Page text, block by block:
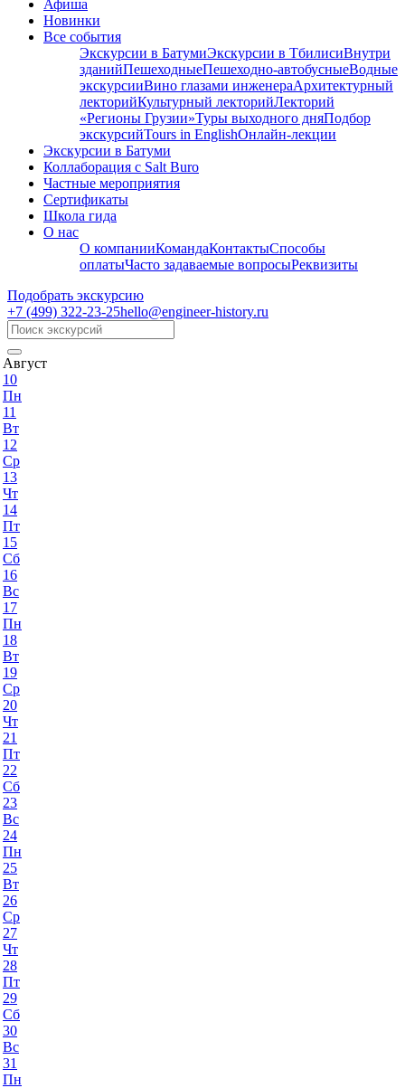
Афиша
Новинки
Все события
Экскурсии в БатумиЭкскурсии в ТбилисиВнутри
зданийПешеходныеПешеходно-автобусныеВодные
экскурсииВино глазами инженераАрхитектурный
лекторийКультурный лекторийЛекторий
«Регионы Грузии»Туры выходного дняПодбор
экскурсийTours in EnglishОнлайн-лекции
Экскурсии в Батуми
Коллаборация с Salt Buro
Частные мероприятия
Сертификаты
Школа гида
О нас
О компанииКомандаКонтактыСпособы
оплатыЧасто задаваемые вопросыРеквизиты
Подобрать экскурсию
+7 (499) 322-23-25hello@engineer-history.ru
Август
10
Пн
11
Вт
12
Ср
13
Чт
14
Пт
15
Сб
16
Вс
17
Пн
18
Вт
19
Ср
20
Чт
21
Пт
22
Сб
23
Вс
24
Пн
25
Вт
26
Ср
27
Чт
28
Пт
29
Сб
30
Вс
31
Пн